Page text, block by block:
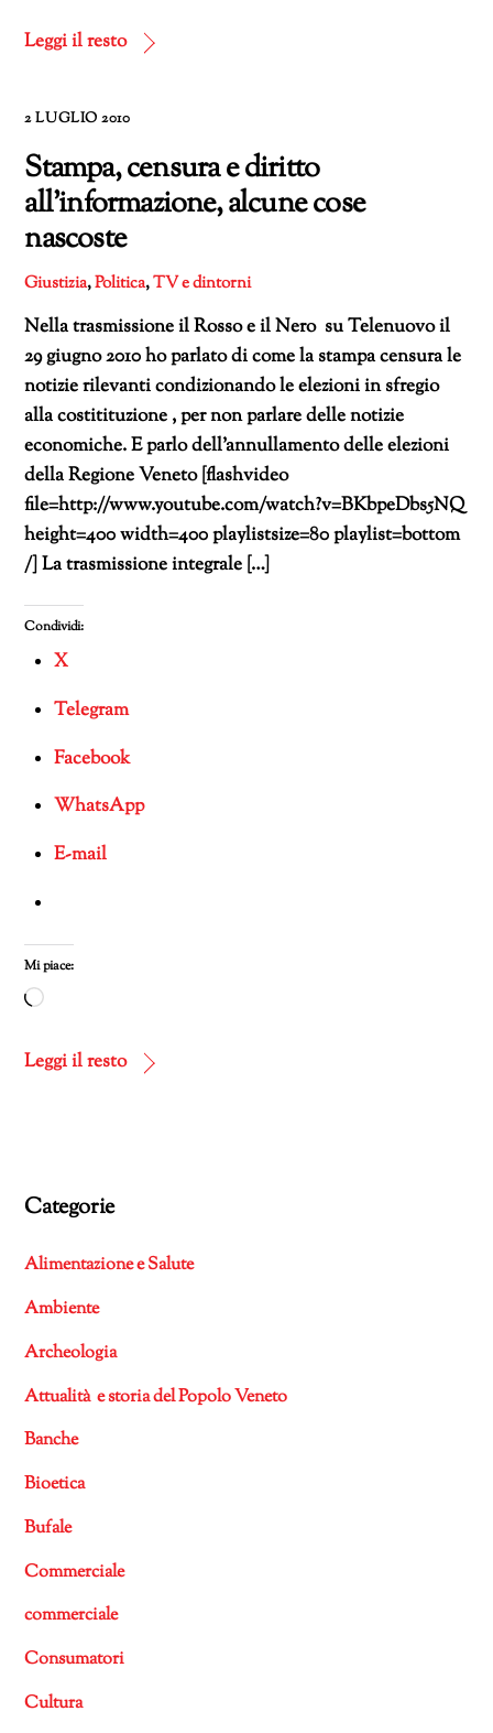
corso…
Leggi il resto
2 LUGLIO 2010
Stampa, censura e diritto
all’informazione, alcune cose
nascoste
Giustizia,Politica,TV e dintorni
Nella trasmissione il Rosso e il Nero su Telenuovo il
29 giugno 2010 ho parlato di come la stampa censura le
notizie rilevanti condizionando le elezioni in sfregio
alla costitituzione , per non parlare delle notizie
economiche. E parlo dell’annullamento delle elezioni
della Regione Veneto [flashvideo
file=http://www.youtube.com/watch?v=BKbpeDbs5NQ
height=400 width=400 playlistsize=80 playlist=bottom
/] La trasmissione integrale […]
Condividi:
X
Telegram
Facebook
WhatsApp
E-mail
Mi piace:
Caricamento
corso…
Leggi il resto
Categorie
Alimentazione e Salute
Ambiente
Archeologia
Attualità e storia del Popolo Veneto
Banche
Bioetica
Bufale
Commerciale
commerciale
Consumatori
Cultura